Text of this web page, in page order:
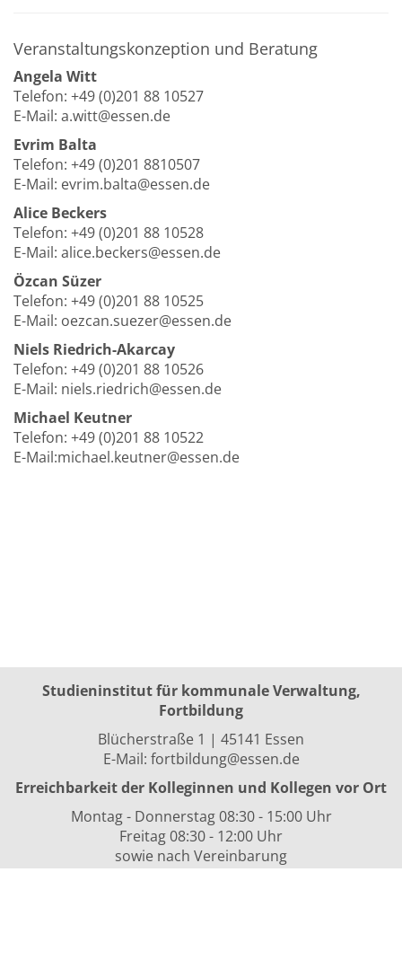
Veranstaltungskonzeption und Beratung
Angela Witt
Telefon: +49 (0)201 88 10527
E-Mail: a.witt@essen.de
Evrim Balta
Telefon: +49 (0)201 8810507
E-Mail: evrim.balta@essen.de
Alice Beckers
Telefon: +49 (0)201 88 10528
E-Mail: alice.beckers@essen.de
Özcan Süzer
Telefon: +49 (0)201 88 10525
E-Mail: oezcan.suezer@essen.de
Niels Riedrich-Akarcay
Telefon: +49 (0)201 88 10526
E-Mail: niels.riedrich@essen.de
Michael Keutner
Telefon: +49 (0)201 88 10522
E-Mail:michael.keutner@essen.de
Studieninstitut für kommunale Verwaltung,
Fortbildung
Blücherstraße 1 | 45141 Essen
E-Mail: fortbildung@essen.de
Erreichbarkeit der Kolleginnen und Kollegen vor Ort
Montag - Donnerstag 08:30 - 15:00 Uhr
Freitag 08:30 - 12:00 Uhr
sowie nach Vereinbarung